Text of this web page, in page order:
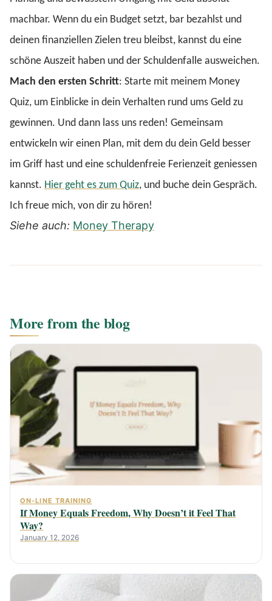
machbar. Wenn du ein Budget setzt, bar bezahlst und
deinen finanziellen Zielen treu bleibst, kannst du eine
schöne Auszeit haben und der Schuldenfalle ausweichen.
Mach den ersten Schritt: Starte mit meinem Money
Quiz, um Einblicke in dein Verhalten rund ums Geld zu
gewinnen. Und dann lass uns reden! Gemeinsam
entwickeln wir einen Plan, mit dem du dein Geld besser
im Griff hast und eine schuldenfreie Ferienzeit geniessen
kannst. Hier geht es zum Quiz, und buche dein Gespräch.
Ich freue mich, von dir zu hören!
Siehe auch: Money Therapy
More from the blog
ON-LINE TRAINING
If Money Equals Freedom, Why Doesn’t it Feel That
Way?
January 12, 2026